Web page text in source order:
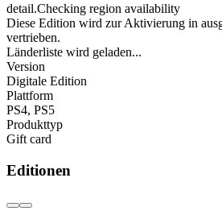
detail.Checking region availability
Diese Edition wird zur Aktivierung in
vertrieben.
Länderliste wird geladen...
Version
Digitale Edition
Plattform
PS4, PS5
Produkttyp
Gift card
Editionen